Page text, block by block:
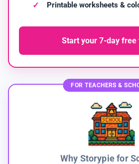
Printable worksheets &
Start your 7-day free
FOR TEACHERS &
Why Storypie for